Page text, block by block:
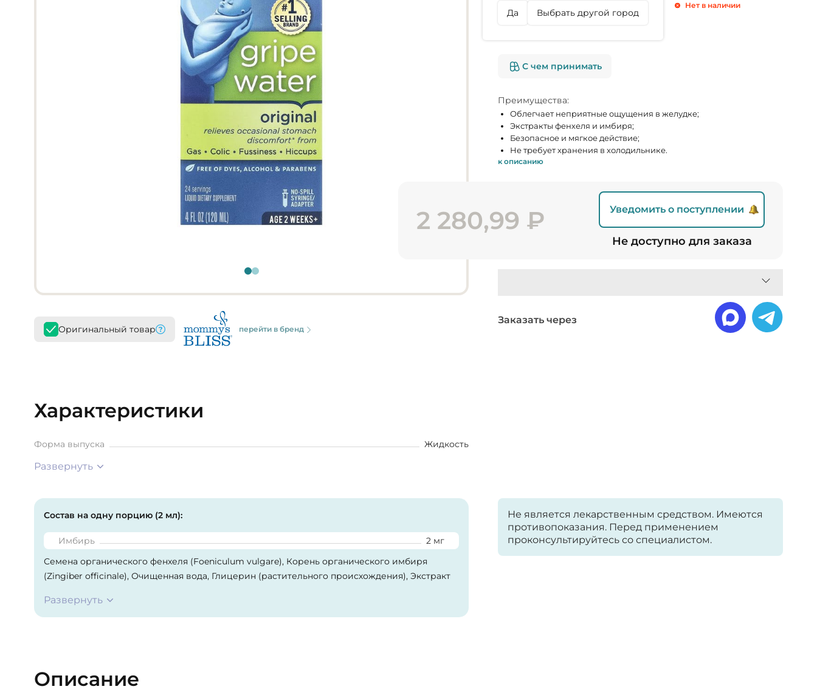
Оригинальный товар перейти в бренд
Да Выбрать другой город
Нет в наличии
С чем принимать
Преимущества:
Облегчает неприятные ощущения в желудке;
Экстракты фенхеля и имбиря;
Безопасное и мягкое действие;
Не требует хранения в холодильнике.
к описанию
2 280,99 ₽ Уведомить о поступлении
Не доступно для заказа
Заказать через
Характеристики
Форма выпуска Жидкость
Развернуть
Не является лекарственным средством. Имеются
противопоказания. Перед применением
проконсультируйтесь со специалистом.
Состав на одну порцию (2 мл):
Имбирь
2 мг
Семена органического фенхеля (Foeniculum vulgare), Корень органического имбиря
(Zingiber officinale), Очищенная вода, Глицерин (растительного происхождения), Экстракт
качестве консерванта) и Натуральный ароматизатор «Фенхель».
Развернуть
Описание